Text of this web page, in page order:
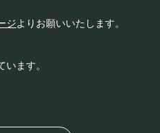
ジよりお願いいたします。
ます。